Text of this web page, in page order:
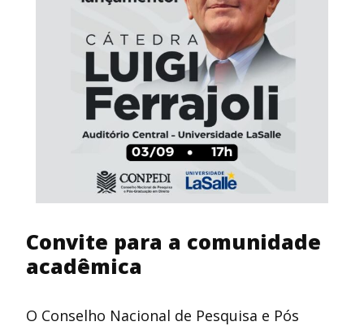
Convite para a comunidade
acadêmica
O Conselho Nacional de Pesquisa e Pós